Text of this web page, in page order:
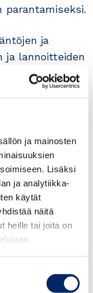
ja mainosten
Lisäksi
ja analytiikka-
käytät
näitä
heille tai joita on
ja
ja lannoitteiden
jotka
turvallisuutta
ihmisillä on